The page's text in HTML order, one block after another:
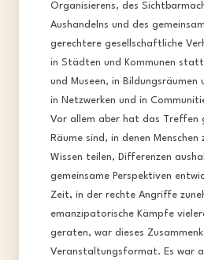
Organisierens, des
Aushandelns und des
gerechtere gesellschaftliche
in Städten und Kommunen
und Museen, in
in Netzwerken und in
Vor allem aber hat das Treffen
Räume sind, in denen Menschen
Wissen teilen, Differenzen
gemeinsame Perspektiven
Zeit, in der rechte Angriffe
emanzipatorische Kämpfe
geraten, war dieses
Veranstaltungsformat. Es war